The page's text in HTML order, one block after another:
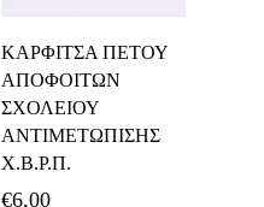
Καλάθι
ΚΑΡΦΙΤΣΑ ΠΕΤΟΥ
ΑΠΟΦΟΙΤΩΝ
ΣΧΟΛΕΙΟΥ
ΑΝΤΙΜΕΤΩΠΙΣΗΣ
Χ.Β.Ρ.Π.
€6,00